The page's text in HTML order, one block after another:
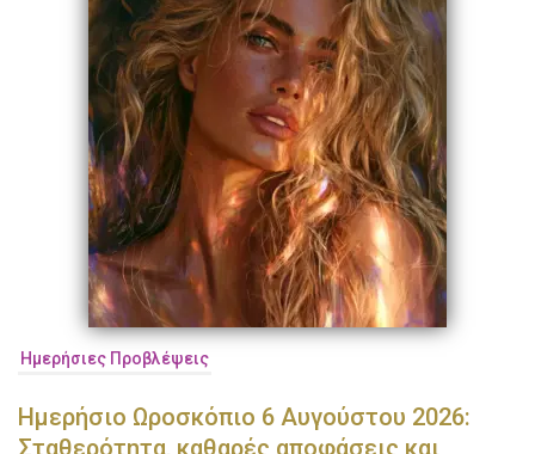
Ημερήσιες Προβλέψεις
Ημερήσιο Ωροσκόπιο 6 Αυγούστου 2026:
Σταθερότητα, καθαρές αποφάσεις και